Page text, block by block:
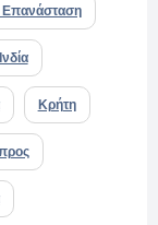
Επανάσταση
Ινδία
Κρήτη